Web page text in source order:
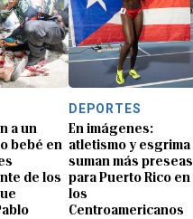
a un
bebé en
de los
DEPORTES
En imágenes:
atletismo y esgrima
suman más preseas
para Puerto Rico en
los
Centroamericanos